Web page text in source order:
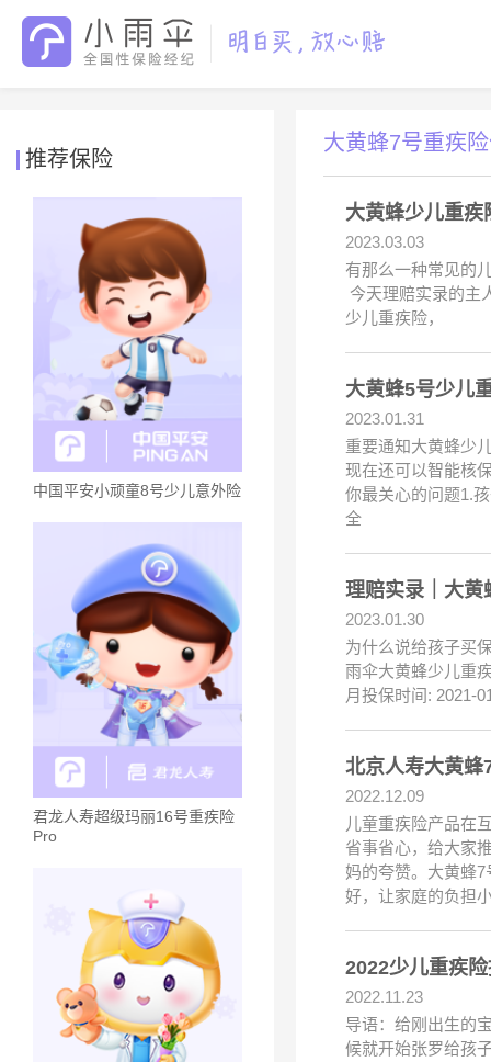
推荐保险
中国平安小顽童8号少儿意外险
君龙人寿超级玛丽16号重疾险
Pro
大黄蜂7号重疾
大黄蜂少儿重疾
2023.03.03
有那么一种常见
今天理赔实录的主
少儿重疾险，
大黄蜂5号少儿
2023.01.31
重要通知大黄蜂少
现在还可以智能核
你最关心的问题1.
全
理赔实录｜大黄
2023.01.30
为什么说给孩子买
雨伞大黄蜂少儿重
月投保时间: 2021-
北京人寿大黄蜂
2022.12.09
儿童重疾险产品在
省事省心，给大家
妈的夸赞。大黄蜂
好，让家庭的负担
2022少儿重疾
2022.11.23
导语：给刚出生的
候就开始张罗给孩